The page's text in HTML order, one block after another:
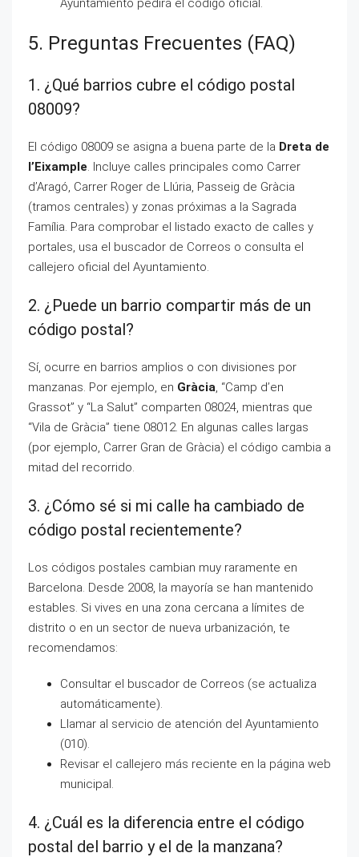
Ayuntamiento pedirá el código oficial.
5. Preguntas Frecuentes (FAQ)
1. ¿Qué barrios cubre el código postal
08009?
El código 08009 se asigna a buena parte de la Dreta de
l’Eixample. Incluye calles principales como Carrer
d’Aragó, Carrer Roger de Llúria, Passeig de Gràcia
(tramos centrales) y zonas próximas a la Sagrada
Família. Para comprobar el listado exacto de calles y
portales, usa el buscador de Correos o consulta el
callejero oficial del Ayuntamiento.
2. ¿Puede un barrio compartir más de un
código postal?
Sí, ocurre en barrios amplios o con divisiones por
manzanas. Por ejemplo, en Gràcia, “Camp d’en
Grassot” y “La Salut” comparten 08024, mientras que
“Vila de Gràcia” tiene 08012. En algunas calles largas
(por ejemplo, Carrer Gran de Gràcia) el código cambia a
mitad del recorrido.
3. ¿Cómo sé si mi calle ha cambiado de
código postal recientemente?
Los códigos postales cambian muy raramente en
Barcelona. Desde 2008, la mayoría se han mantenido
estables. Si vives en una zona cercana a límites de
distrito o en un sector de nueva urbanización, te
recomendamos:
Consultar el buscador de Correos (se actualiza
automáticamente).
Llamar al servicio de atención del Ayuntamiento
(010).
Revisar el callejero más reciente en la página web
municipal.
4. ¿Cuál es la diferencia entre el código
postal del barrio y el de la manzana?